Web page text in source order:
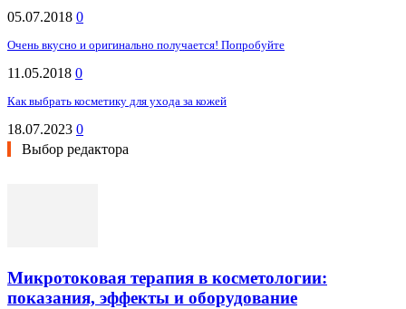
05.07.2018 0
Очень вкусно и оригинально получается! Попробуйте
11.05.2018 0
Как выбрать косметику для ухода за кожей
18.07.2023 0
Выбор редактора
Микротоковая терапия в косметологии:
показания, эффекты и оборудование